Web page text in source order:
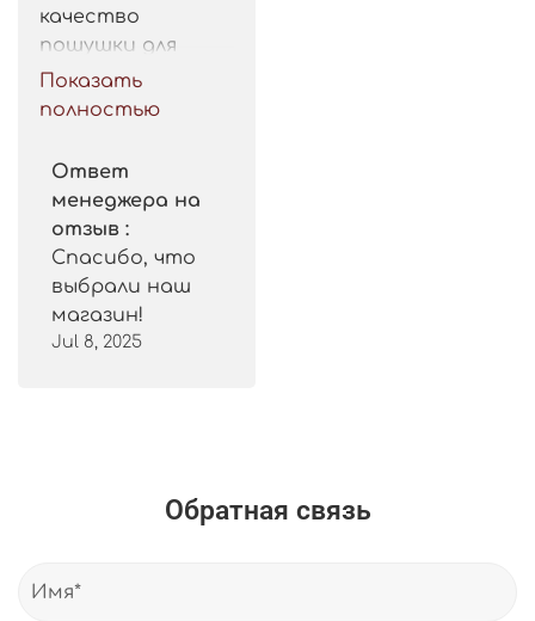
качество
пошушки для
такой цены.
Рекомендую.
Показать
полностью
Ответ
менеджера на
отзыв :
Спасибо, что
выбрали наш
магазин!
Jul 8, 2025
Обратная связь